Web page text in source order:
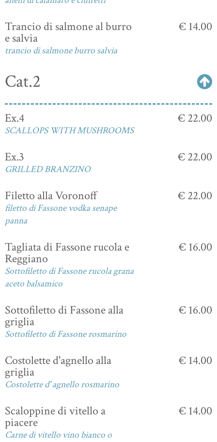
Trancio di salmone al burro
e salvia
trancio di salmone burro salvia
€ 14.00
Cat.2
Ex.4
SCALLOPS WITH MUSHROOMS
€ 22.00
Ex.3
GRILLED BRANZINO
€ 22.00
Filetto alla Voronoff
filetto di Fassone vodka senape
panna
€ 22.00
Tagliata di Fassone rucola e
Reggiano
Sottofiletto di Fassone rucola grana
aceto balsamico
€ 16.00
Sottofiletto di Fassone alla
griglia
Sottofiletto di Fassone rosmarino
€ 16.00
Costolette d'agnello alla
griglia
Costolette d' agnello rosmarino
€ 14.00
Scaloppine di vitello a
piacere
Carne di vitello vino bianco o
€ 14.00